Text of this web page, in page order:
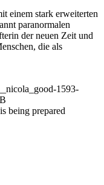
einem stark erweiterten
paranormalen
der neuen Zeit und
die als
1593-
being prepared